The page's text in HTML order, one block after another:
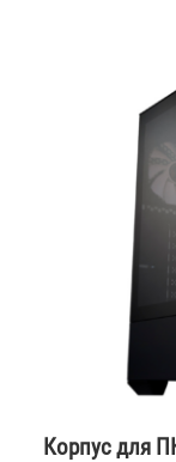
Корпус для